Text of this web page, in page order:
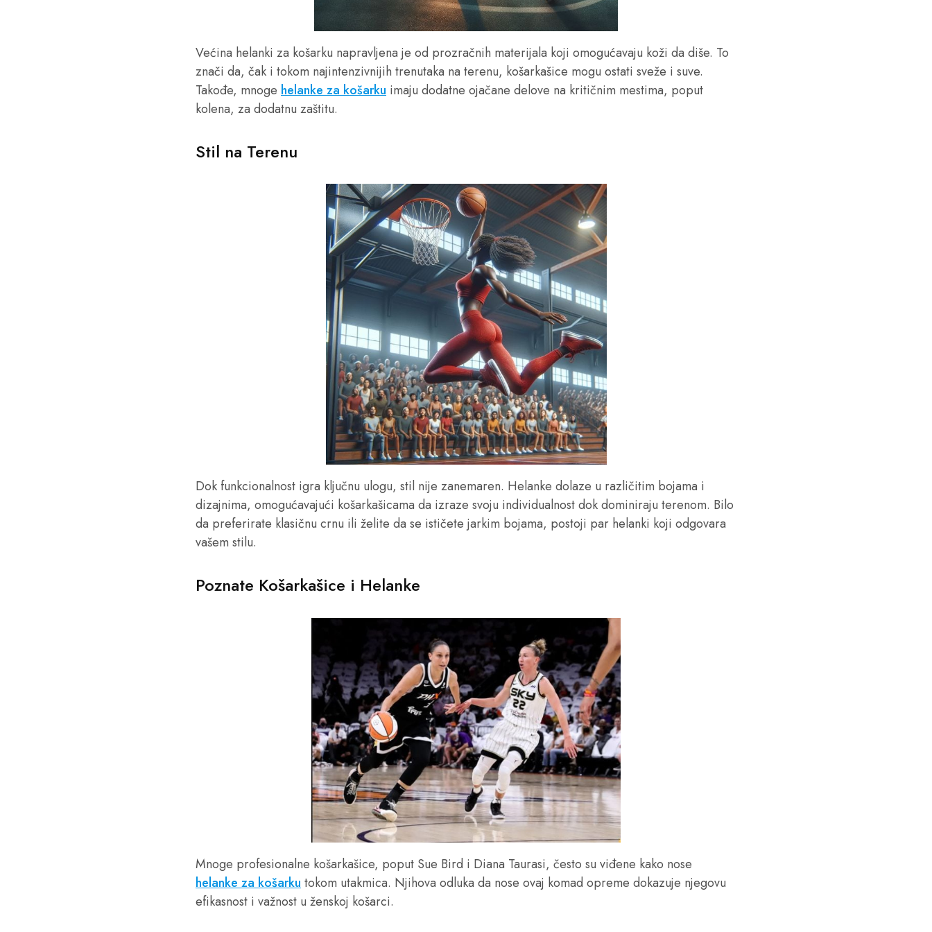
Većina helanki za košarku napravljena je od prozračnih materijala koji omogućavaju koži da diše. To
znači da, čak i tokom najintenzivnijih trenutaka na terenu, košarkašice mogu ostati sveže i suve.
Takođe, mnoge helanke za košarku imaju dodatne ojačane delove na kritičnim mestima, poput
kolena, za dodatnu zaštitu.
Stil na Terenu
Dok funkcionalnost igra ključnu ulogu, stil nije zanemaren. Helanke dolaze u različitim bojama i
dizajnima, omogućavajući košarkašicama da izraze svoju individualnost dok dominiraju terenom. Bilo
da preferirate klasičnu crnu ili želite da se ističete jarkim bojama, postoji par helanki koji odgovara
vašem stilu.
Poznate Košarkašice i Helanke
Mnoge profesionalne košarkašice, poput Sue Bird i Diana Taurasi, često su viđene kako nose
helanke za košarkutokom utakmica. Njihova odluka da nose ovaj komad opreme dokazuje njegovu
efikasnost i važnost u ženskoj košarci.